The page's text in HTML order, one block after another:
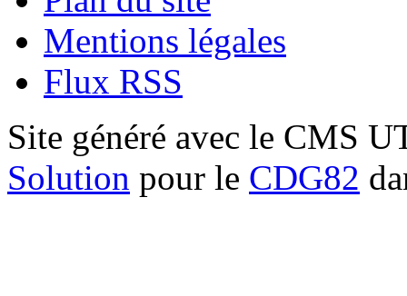
Mentions légales
Flux RSS
Site généré avec le CMS
Solution pour le CDG82